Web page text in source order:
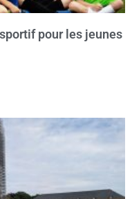
pour les jeunes